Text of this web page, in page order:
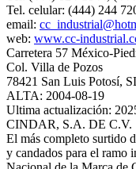
Tel. celular: (444) 244
email:
web: www.cc-
Carretera 57 México-
Col. Villa de Pozos
78421 San Luis Potosí,
ALTA: 2004-08-19
Ultima actualización:
CINDAR, S.A. DE C.V.
El más completo surtido
y candados para el